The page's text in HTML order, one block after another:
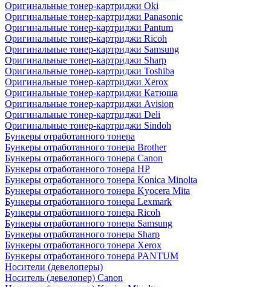
Оригинальные тонер-картриджи Oki
Оригинальные тонер-картриджи Panasonic
Оригинальные тонер-картриджи Pantum
Оригинальные тонер-картриджи Ricoh
Оригинальные тонер-картриджи Samsung
Оригинальные тонер-картриджи Sharp
Оригинальные тонер-картриджи Toshiba
Оригинальные тонер-картриджи Xerox
Оригинальные тонер-картриджи Катюша
Оригинальные тонер-картриджи Avision
Оригинальные тонер-картриджи Deli
Оригинальные тонер-картриджи Sindoh
Бункеры отработанного тонера
Бункеры отработанного тонера Brother
Бункеры отработанного тонера Canon
Бункеры отработанного тонера HP
Бункеры отработанного тонера Konica Minolta
Бункеры отработанного тонера Kyocera Mita
Бункеры отработанного тонера Lexmark
Бункеры отработанного тонера Ricoh
Бункеры отработанного тонера Samsung
Бункеры отработанного тонера Sharp
Бункеры отработанного тонера Xerox
Бункеры отработанного тонера PANTUM
Носители (девелоперы)
Носитель (девелопер) Canon